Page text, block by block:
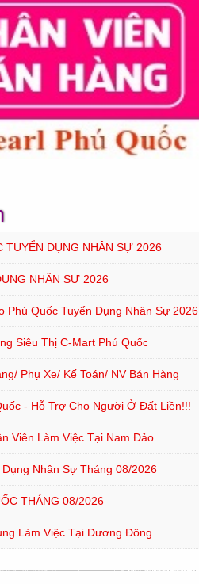
TUYỂN DỤNG NHÂN SỰ 2026
NHÂN SỰ 2026
Phú Quốc Tuyển Dụng Nhân Sự 2026
Siêu Thị C-Mart Phú Quốc
Phụ Xe/ Kế Toán/ NV Bán Hàng
- Hỗ Trợ Cho Người Ở Đất Liền!!!
Viên Làm Việc Tại Nam Đảo
Nhân Sự Tháng 08/2026
THÁNG 08/2026
Làm Việc Tại Dương Đông